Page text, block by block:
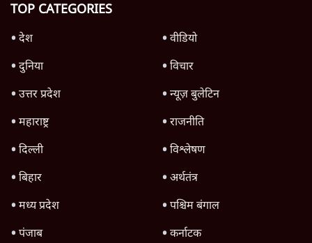
TOP CATEGORIES
देश
वीडियो
दुनिया
विचार
उत्तर प्रदेश
न्यूज़ बुलेटिन
महाराष्ट्र
राजनीति
दिल्ली
विश्लेषण
बिहार
अर्थतंत्र
मध्य प्रदेश
पश्चिम बंगाल
पंजाब
कर्नाटक